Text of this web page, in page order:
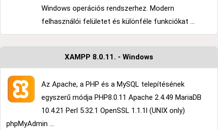
Windows operációs rendszerhez. Modern
felhasználói felületet és különféle funkciókat ...
XAMPP 8.0.11. - Windows
Az Apache, a PHP és a MySQL telepítésének
egyszerű módja PHP8.0.11 Apache 2.4.49 MariaDB
10.4.21 Perl 5.32.1 OpenSSL 1.1.1l (UNIX only)
phpMyAdmin ...